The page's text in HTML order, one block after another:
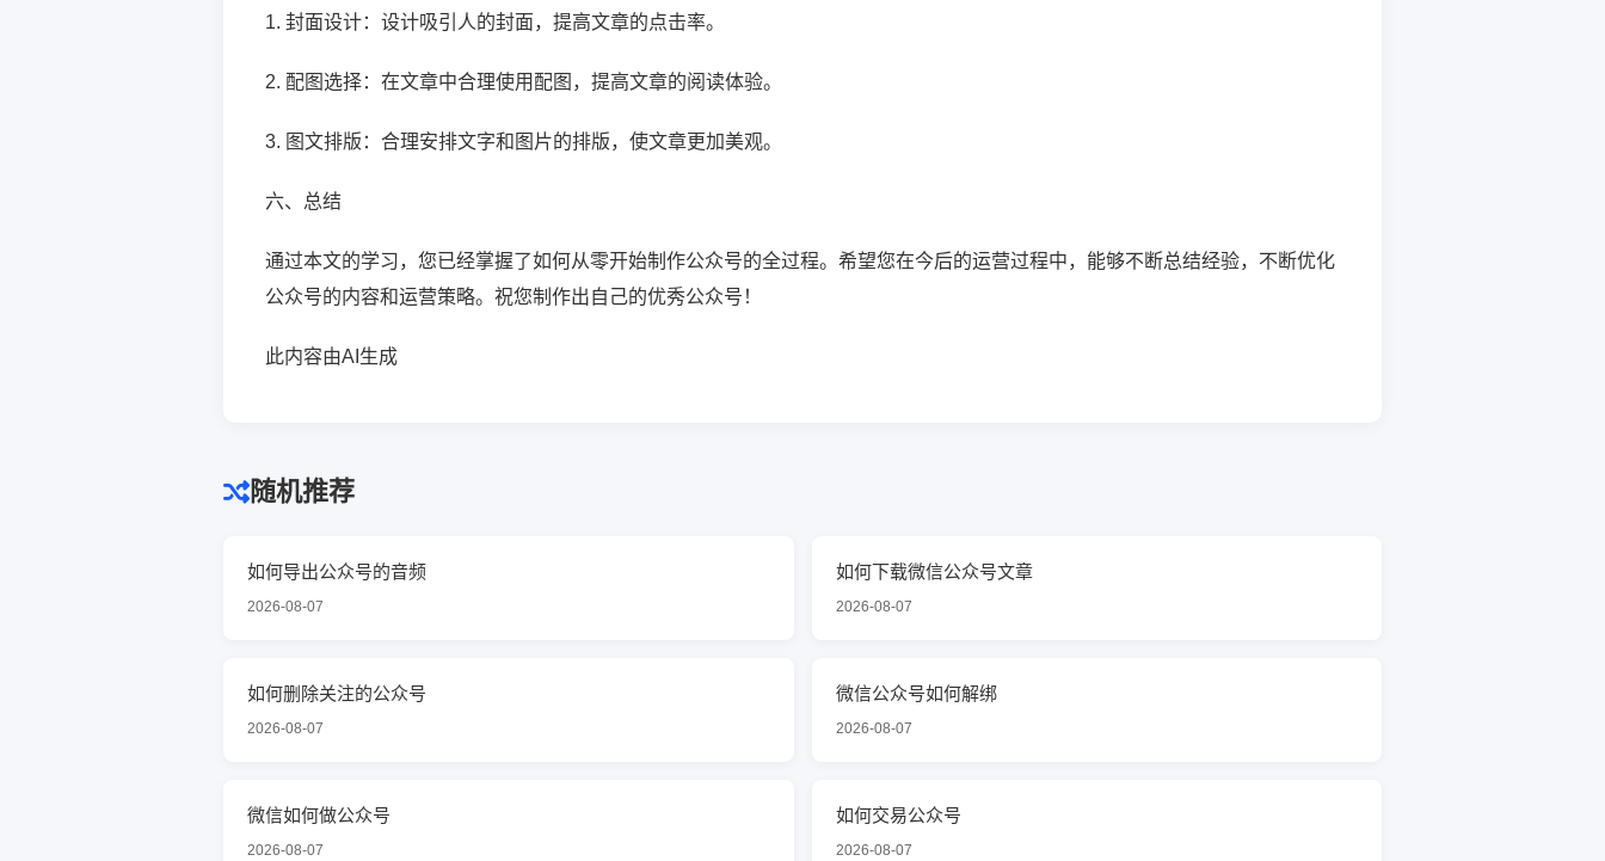
1. 封面设计：设计吸引人的封面，提高文章的点击率。
2. 配图选择：在文章中合理使用配图，提高文章的阅读体验。
3. 图文排版：合理安排文字和图片的排版，使文章更加美观。
六、总结
通过本文的学习，您已经掌握了如何从零开始制作公众号的全过程。希望您在今后的运营过程中，能够不断总结经验，不断优化
公众号的内容和运营策略。祝您制作出自己的优秀公众号！
此内容由AI生成
随机推荐
如何导出公众号的音频
2026-08-07
如何下载微信公众号文章
2026-08-07
如何删除关注的公众号
2026-08-07
微信公众号如何解绑
2026-08-07
微信如何做公众号
2026-08-07
如何交易公众号
2026-08-07